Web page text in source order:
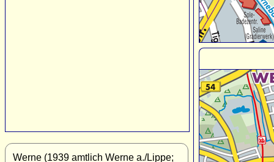
Werne (1939 amtlich Werne a./Lippe;